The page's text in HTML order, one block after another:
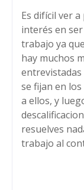
Es difícil ver
interés en
trabajo ya
hay muchos
entrevistadas
se fijan en
a ellos, y
resuelves
trabajo al